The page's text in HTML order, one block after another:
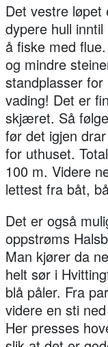
Det vestre
dypere hull
å fiske med
og mindre
standplasser
vading! Det er
skjæret. Så
før det igjen
for uthuset.
100 m. Videre
lettest fra båt,
Det er også
oppstrøms
Man kjører da
helt sør i
blå påler. Fra
videre en sti
Her presses